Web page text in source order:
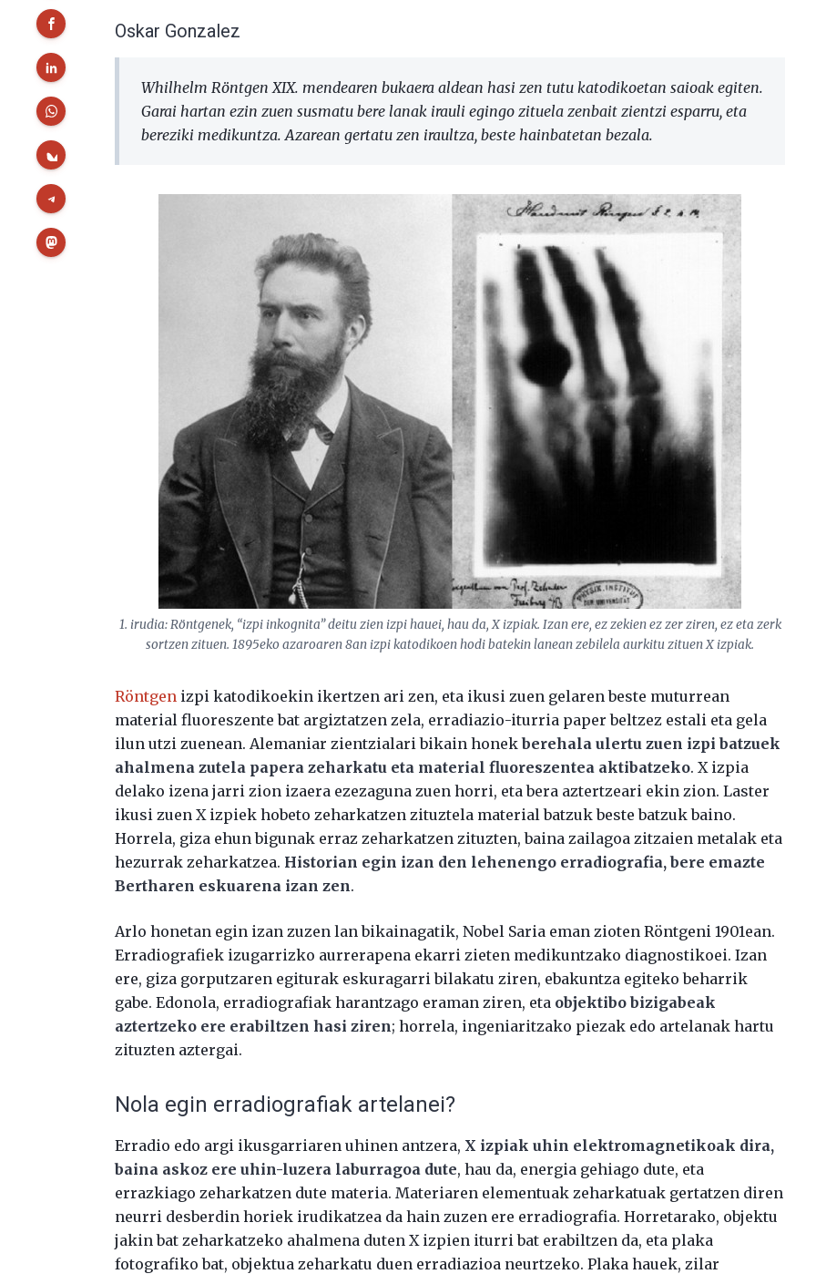
Oskar Gonzalez
Whilhelm Röntgen XIX. mendearen bukaera aldean hasi zen tutu katodikoetan saioak egiten.
Garai hartan ezin zuen susmatu bere lanak irauli egingo zituela zenbait zientzi esparru, eta
bereziki medikuntza. Azarean gertatu zen iraultza, beste hainbatetan bezala.
1. irudia: Röntgenek, “izpi inkognita” deitu zien izpi hauei, hau da, X izpiak. Izan ere, ez zekien ez zer ziren, ez eta zerk
sortzen zituen. 1895eko azaroaren 8an izpi katodikoen hodi batekin lanean zebilela aurkitu zituen X izpiak.
Röntgen izpi katodikoekin ikertzen ari zen, eta ikusi zuen gelaren beste muturrean
material fluoreszente bat argiztatzen zela, erradiazio-iturria paper beltzez estali eta gela
ilun utzi zuenean. Alemaniar zientzialari bikain honekberehala ulertu zuen izpi batzuek
ahalmena zutela papera zeharkatu eta material fluoreszentea aktibatzeko. X izpia
delako izena jarri zion izaera ezezaguna zuen horri, eta bera aztertzeari ekin zion. Laster
ikusi zuen X izpiek hobeto zeharkatzen zituztela material batzuk beste batzuk baino.
Horrela, giza ehun bigunak erraz zeharkatzen zituzten, baina zailagoa zitzaien metalak eta
hezurrak zeharkatzea. Historian egin izan den lehenengo erradiografia, bere emazte
Bertharen eskuarena izan zen.
Arlo honetan egin izan zuzen lan bikainagatik, Nobel Saria eman zioten Röntgeni 1901ean.
Erradiografiek izugarrizko aurrerapena ekarri zieten medikuntzako diagnostikoei. Izan
ere, giza gorputzaren egiturak eskuragarri bilakatu ziren, ebakuntza egiteko beharrik
gabe. Edonola, erradiografiak harantzago eraman ziren, eta objektibo bizigabeak
aztertzeko ere erabiltzen hasi ziren; horrela, ingeniaritzako piezak edo artelanak hartu
zituzten aztergai.
Nola egin erradiografiak artelanei?
Erradio edo argi ikusgarriaren uhinen antzera, X izpiak uhin elektromagnetikoak dira,
baina askoz ere uhin-luzera laburragoa dute, hau da, energia gehiago dute, eta
errazkiago zeharkatzen dute materia. Materiaren elementuak zeharkatuak gertatzen diren
neurri desberdin horiek irudikatzea da hain zuzen ere erradiografia. Horretarako, objektu
jakin bat zeharkatzeko ahalmena duten X izpien iturri bat erabiltzen da, eta plaka
fotografiko bat, objektua zeharkatu duen erradiazioa neurtzeko. Plaka hauek, zilar